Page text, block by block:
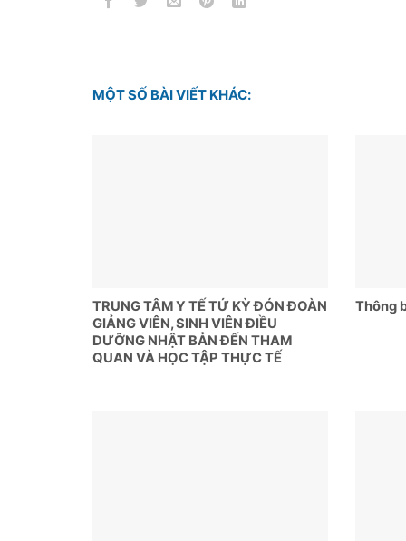
MỘT SỐ BÀI VIẾT KHÁC:
TRUNG TÂM Y TẾ TỨ KỲ ĐÓN ĐOÀN
GIẢNG VIÊN, SINH VIÊN ĐIỀU
DƯỠNG NHẬT BẢN ĐẾN THAM
QUAN VÀ HỌC TẬP THỰC TẾ
Thông